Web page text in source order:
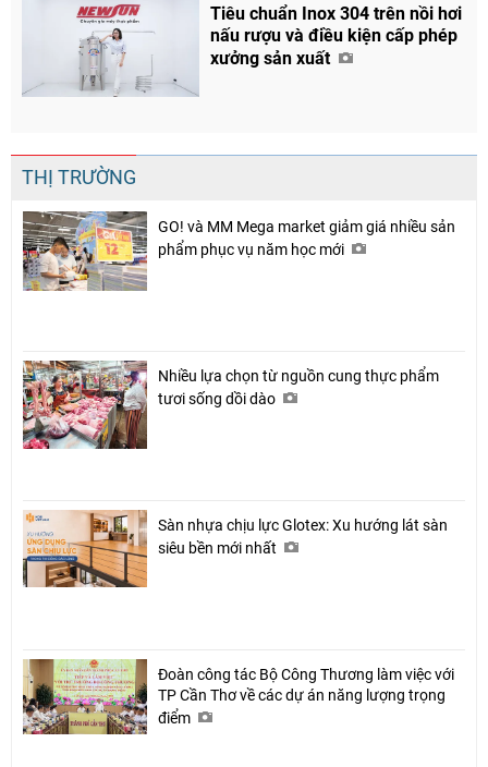
Tiêu chuẩn Inox 304 trên nồi hơi
nấu rượu và điều kiện cấp phép
xưởng sản xuất
THỊ TRƯỜNG
GO! và MM Mega market giảm giá nhiều sản
phẩm phục vụ năm học mới
Nhiều lựa chọn từ nguồn cung thực phẩm
tươi sống dồi dào
Sàn nhựa chịu lực Glotex: Xu hướng lát sàn
siêu bền mới nhất
Đoàn công tác Bộ Công Thương làm việc với
TP Cần Thơ về các dự án năng lượng trọng
điểm